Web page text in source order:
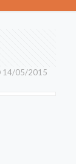
14/05/2015